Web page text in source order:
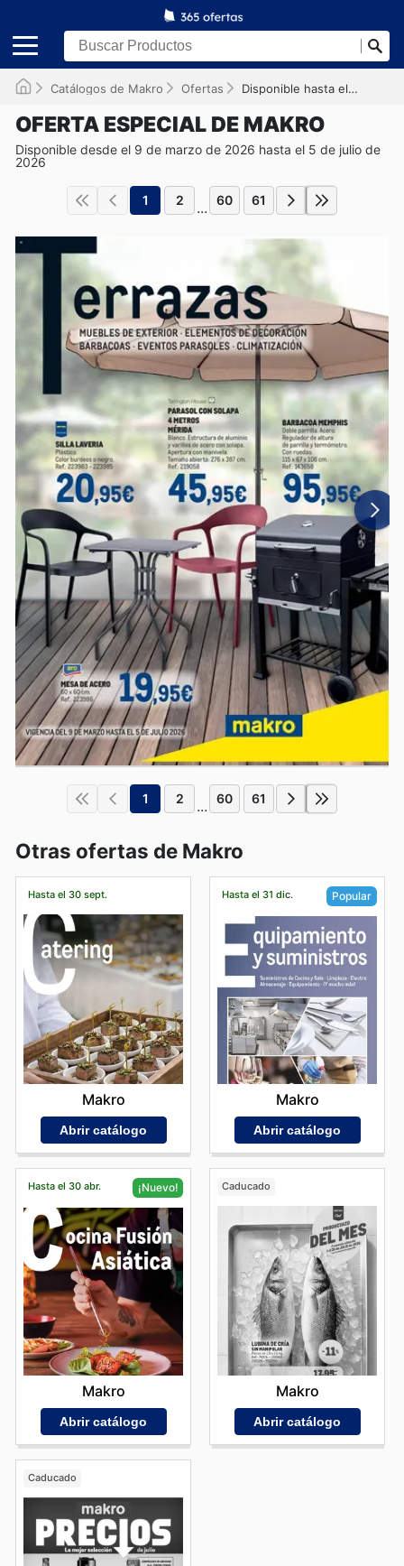
Catálogos de Makro Ofertas Disponible hasta el 05/07/2026
OFERTA ESPECIAL DE MAKRO
Disponible desde el 9 de marzo de 2026 hasta el 5 de julio de
2026
1 2 ... 60 61
1 2 ... 60 61
Otras ofertas de Makro
Hasta el 30 sept.
Makro
Abrir catálogo
Hasta el 31 dic. Popular
Makro
Abrir catálogo
Hasta el 30 abr. ¡Nuevo!
Makro
Abrir catálogo
Caducado
Makro
Abrir catálogo
Caducado